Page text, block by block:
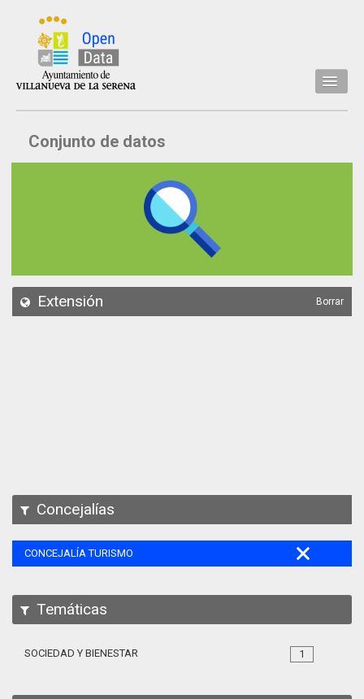
Inicio
Datos
API
Conjunto de datos
Extensión Borrar
Concejalías
CONCEJALÍA TURISMO
Temáticas
1
SOCIEDAD Y BIENESTAR